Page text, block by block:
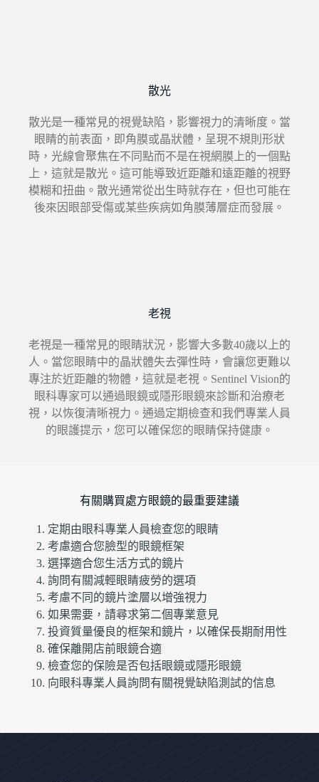
散光
散光是一種常見的視覺缺陷，影響視力的清晰度。當
眼睛的前表面，即角膜或晶狀體，呈現不規則形狀
時，光線會聚焦在不同點而不是在視網膜上的一個點
上，這就是散光。這可能導致近距離和遠距離的視野
模糊和扭曲。散光通常從出生時就存在，但也可能在
後來因眼部受傷或某些疾病如角膜薄層症而發展。
老視
老視是一種常見的眼睛狀況，影響大多數40歲以上的
人。當您眼睛中的晶狀體失去彈性時，會讓您更難以
專注於近距離的物體，這就是老視。Sentinel Vision的
眼科專家可以通過眼鏡或隱形眼鏡來診斷和治療老
視，以恢復清晰視力。通過定期檢查和我們專業人員
的眼護提示，您可以確保您的眼睛保持健康。
有關購買處方眼鏡的最重要建議
定期由眼科專業人員檢查您的眼睛
考慮適合您臉型的眼鏡框架
選擇適合您生活方式的鏡片
詢問有關減輕眼睛疲勞的選項
考慮不同的鏡片塗層以增強視力
如果需要，請尋求第二個專業意見
投資質量優良的框架和鏡片，以確保長期耐用性
確保離開店前眼鏡合適
檢查您的保險是否包括眼鏡或隱形眼鏡
向眼科專業人員詢問有關視覺缺陷測試的信息